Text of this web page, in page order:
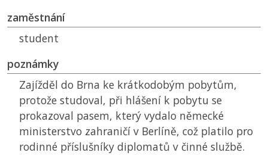
zaměstnání
student
poznámky
Zajížděl do Brna ke krátkodobým pobytům,
protože studoval, při hlášení k pobytu se
prokazoval pasem, který vydalo německé
ministerstvo zahraničí v Berlíně, což platilo pro
rodinné příslušníky diplomatů v činné službě.